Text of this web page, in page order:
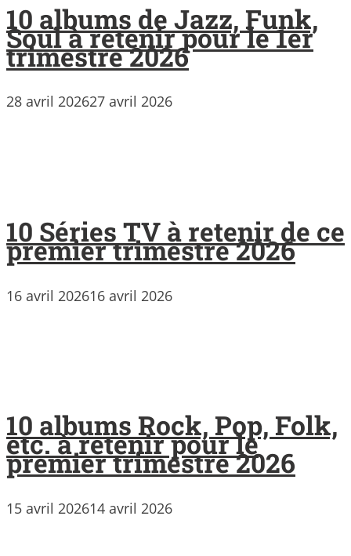
10 albums de Jazz, Funk,
Soul à retenir pour le 1er
trimestre 2026
28 avril 202627 avril 2026
10 Séries TV à retenir de ce
premier trimestre 2026
16 avril 202616 avril 2026
10 albums Rock, Pop, Folk,
etc. à retenir pour le
premier trimestre 2026
15 avril 202614 avril 2026